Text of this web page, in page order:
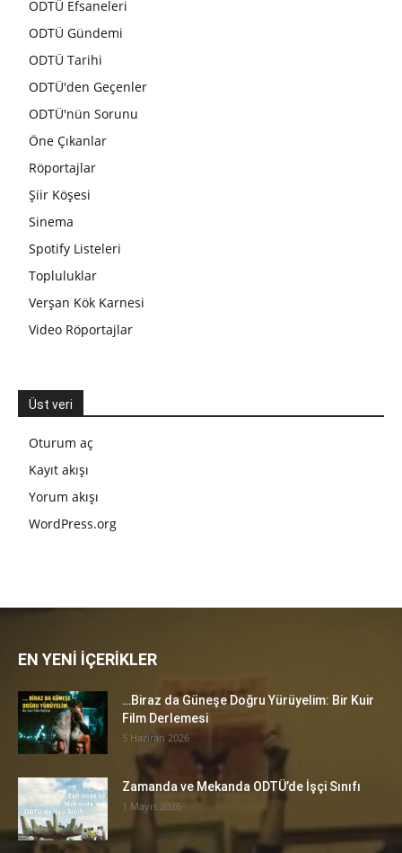
ODTÜ Efsaneleri
ODTÜ Gündemi
ODTÜ Tarihi
ODTÜ'den Geçenler
ODTÜ'nün Sorunu
Öne Çıkanlar
Röportajlar
Şiir Köşesi
Sinema
Spotify Listeleri
Topluluklar
Verşan Kök Karnesi
Video Röportajlar
Üst veri
Oturum aç
Kayıt akışı
Yorum akışı
WordPress.org
EN YENİ İÇERİKLER
…Biraz da Güneşe Doğru Yürüyelim: Bir Kuir
Film Derlemesi
5 Haziran 2026
Zamanda ve Mekanda ODTÜ’de İşçi Sınıfı
1 Mayıs 2026